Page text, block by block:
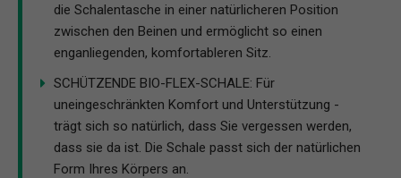
die Schalentasche in einer natürlicheren Position
zwischen den Beinen und ermöglicht so einen
enganliegenden, komfortableren Sitz.
SCHÜTZENDE BIO-FLEX-SCHALE: Für
uneingeschränkten Komfort und Unterstützung -
trägt sich so natürlich, dass Sie vergessen werden,
dass sie da ist. Die Schale passt sich der natürlichen
Form Ihres Körpers an.